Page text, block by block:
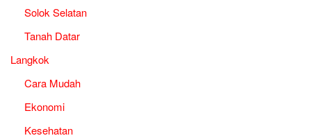
Solok Selatan
Tanah Datar
Langkok
Cara Mudah
Ekonomi
Kesehatan